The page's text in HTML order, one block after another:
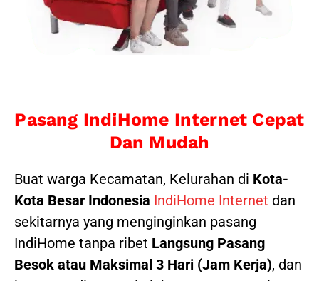
Pasang IndiHome Internet Cepat
Dan Mudah
Buat warga Kecamatan, Kelurahan di Kota-
Kota Besar Indonesia IndiHome Internet dan
sekitarnya yang menginginkan pasang
IndiHome tanpa ribet Langsung Pasang
Besok atau Maksimal 3 Hari (Jam Kerja), dan